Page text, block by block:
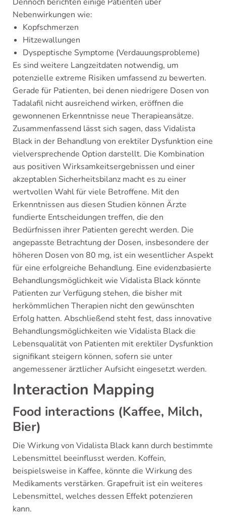
Nebenwirkungen wie:
Kopfschmerzen
Hitzewallungen
Dyspeptische Symptome (Verdauungsprobleme)
Es sind weitere Langzeitdaten notwendig, um
potenzielle extreme Risiken umfassend zu bewerten.
Gerade für Patienten, bei denen niedrigere Dosen von
Tadalafil nicht ausreichend wirken, eröffnen die
gewonnenen Erkenntnisse neue Therapieansätze.
Zusammenfassend lässt sich sagen, dass Vidalista
Black in der Behandlung von erektiler Dysfunktion eine
vielversprechende Option darstellt. Die Kombination
aus positiven Wirksamkeitsergebnissen und einer
akzeptablen Sicherheitsbilanz macht es zu einer
wertvollen Wahl für viele Betroffene. Mit den
Erkenntnissen aus diesen Studien können Ärzte
fundierte Entscheidungen treffen, die den
Bedürfnissen ihrer Patienten gerecht werden. Die
angepasste Betrachtung der Dosen, insbesondere der
höheren Dosen von 80 mg, ist ein wesentlicher Aspekt
für eine erfolgreiche Behandlung. Eine evidenzbasierte
Behandlungsmöglichkeit wie Vidalista Black könnte
Patienten zur Verfügung stehen, die bisher mit
herkömmlichen Therapien nicht den gewünschten
Erfolg hatten. Abschließend steht fest, dass innovative
Behandlungsmöglichkeiten wie Vidalista Black die
Lebensqualität von Patienten mit erektiler Dysfunktion
signifikant steigern können, sofern sie unter
angemessener ärztlicher Aufsicht eingesetzt werden.
Interaction Mapping
Food interactions (Kaffee, Milch,
Bier)
Die Wirkung von Vidalista Black kann durch bestimmte
Lebensmittel beeinflusst werden. Koffein,
beispielsweise in Kaffee, könnte die Wirkung des
Medikaments verstärken. Grapefruit ist ein weiteres
Lebensmittel, welches dessen Effekt potenzieren
kann.